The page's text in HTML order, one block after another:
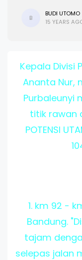
B
BUDI UTOMO
15 YEARS
Kepala Divisi
Ananta Nur,
Purbaleunyi
titik rawan
POTENSI
1. km 92 -
Bandung.
tajam
selepas jalan